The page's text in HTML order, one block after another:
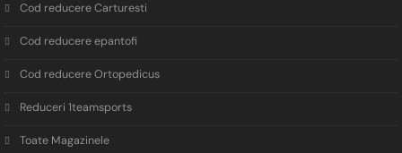
Cod reducere Carturesti
Cod reducere epantofi
Cod reducere Ortopedicus
Reduceri 1teamsports
Toate Magazinele